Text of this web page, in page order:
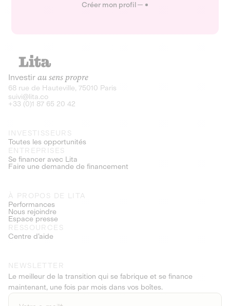
Créer mon profil
Investir au sens propre
68 rue de Hauteville, 75010 Paris
suivi@lita.co
+33 (0)1 87 65 20 42
INVESTISSEURS
Toutes les opportunités
ENTREPRISES
Se financer avec Lita
Faire une demande de financement
À PROPOS DE LITA
Performances
Nous rejoindre
Espace presse
RESSOURCES
Centre d’aide
NEWSLETTER
Le meilleur de la transition qui se fabrique et se finance
maintenant, une fois par mois dans vos boîtes.